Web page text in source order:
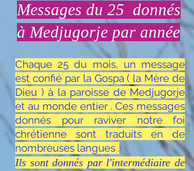
Messages du 25 donnés
à Medjugorje par année
Chaque 25 du mois, un message
est confié par la Gospa ( la Mère de
Dieu ) à la paroisse de Medjugorje
et au monde entier . Ces messages
donnés pour raviver notre foi
chrétienne sont traduits en de
nombreuses langues .
Ils sont donnés par l'intermédiaire de